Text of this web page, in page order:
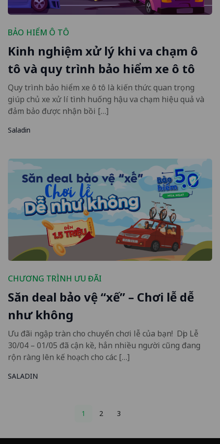
BẢO HIỂM Ô TÔ
Kinh nghiệm xử lý khi va chạm ô
tô và quy trình bảo hiểm xe ô tô
Quy trình bảo hiểm xe ô tô là kiến thức quan trọng
giúp chủ xe xử lí tình huống hậu va chạm hiệu quả và
đảm bảo được nhận bồi […]
Saladin
CHƯƠNG TRÌNH ƯU ĐÃI
Săn deal bảo vệ “xế” – Chơi lễ dễ
như không
Ưu đãi ngập tràn cho chuyến chơi lễ của bạn! Dịp Lễ
30/04 – 01/05 đã cận kề, hẳn nhiều người cũng đang
rộn ràng lên kế hoạch cho các […]
SALADIN
Posts
1 2 3